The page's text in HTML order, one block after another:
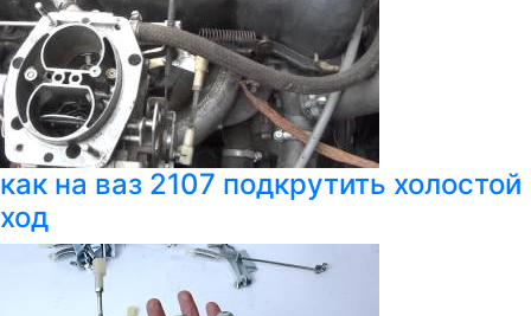
как на ваз 2107 подкрутить холостой
ход